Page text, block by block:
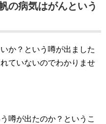
の病気はがんという
か？という噂が出ました
ていないのでわかりませ
噂が出たのか？というこ